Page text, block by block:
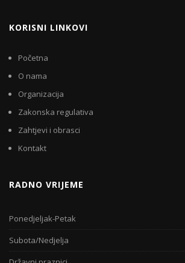
KORISNI LINKOVI
Početna
O nama
Organizacija
Zakonska regulativa
Zahtjevi i obrasci
Kontakt
RADNO VRIJEME
Ponedjeljak-Petak
Subota/Nedjelja